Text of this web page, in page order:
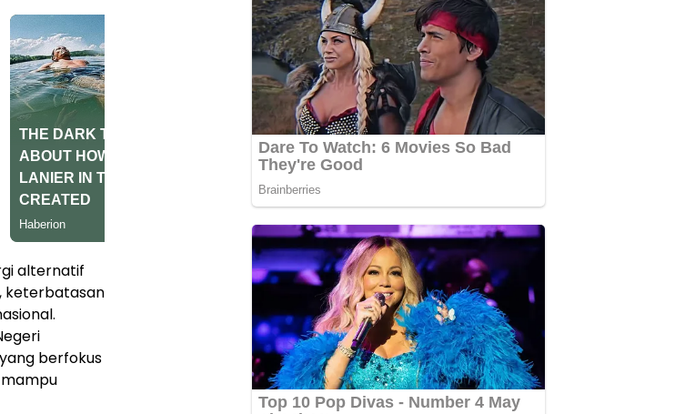
alternatif
keterbatasan
berfokus